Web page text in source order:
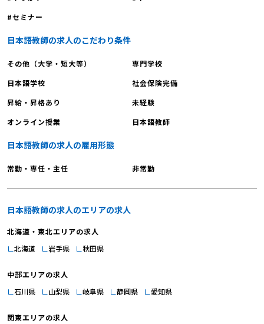
ではなく、重要な法的文書であること
を認識し、慎重に記入しましょう。
それでは「履歴書の基本的な書き方」
をご紹介していきます。パーツごとに
歴書を書く際の参考にしてください
ね。 【日本語教師への転職｜履歴書
の日付を記入。面接に持っていく場合
は当日の日付を記入しましょう。年号
ださいね。 【日本語教師への転職｜
がな」は履歴書の書き方に合わせまし
ょう（「ふりがな」はひらがな、「フ
にスペースを空けると読みやすくなり
ます。 【日本語教師への転職｜履歴
齢を記入してください（送付時とは日
セミナー
日本語教師の求人のこだわり条件
その他（大学・短大等）
専門学校
日本語学校
社会保険完備
昇給・昇格あり
未経験
オンライン授業
日本語教師
日本語教師の求人の雇用形態
常勤・専任・主任 非常勤
日本語教師の求人のエリアの求人
北海道・東北エリアの求人
北海道
岩手県 秋田県
中部エリアの求人
石川県
山梨県 岐阜県 静岡県 愛知県
関東エリアの求人